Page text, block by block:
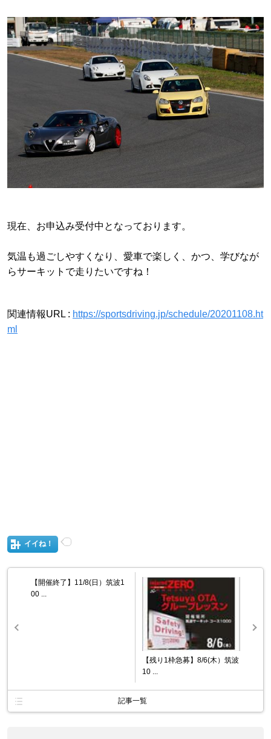
現在、お申込み受付中となっております。
気温も過ごしやすくなり、愛車で楽しく、かつ、学びなが
らサーキットで走りたいですね！
関連情報URL : https://sportsdriving.jp/schedule/20201108.ht
ml
イイね！
【開催終了】11/8(日）筑波1
00 ...
【残り1枠急募】8/6(木）筑波
10 ...
記事一覧